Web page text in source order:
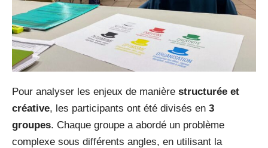
Pour analyser les enjeux de manière structurée et
créative, les participants ont été divisés en 3
groupes. Chaque groupe a abordé un problème
complexe sous différents angles, en utilisant la